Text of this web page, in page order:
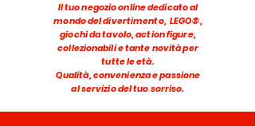
Il tuo negozio online dedicato al
mondo del divertimento, LEGO®,
giochi da tavolo, action figure,
collezionabili e tante novità per
tutte le età.
Qualità, convenienza e passione
al servizio del tuo sorriso.